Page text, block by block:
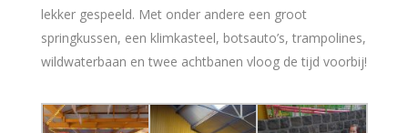
lekker gespeeld. Met onder andere een groot
springkussen, een klimkasteel, botsauto’s, trampolines,
wildwaterbaan en twee achtbanen vloog de tijd voorbij!